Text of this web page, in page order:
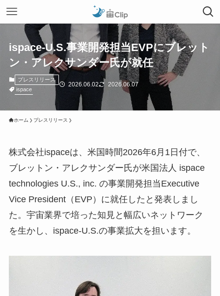
ispace-U.S.事業開発担当EVPにブレット
ン・アレクサンダー氏が就任
プレスリリース
ispace
2026.06.02 2026.06.07
ホーム プレスリリース
株式会社ispaceは、米国時間2026年6月1日付で、
ブレットン・アレクサンダー氏が米国法人 ispace
technologies U.S., inc. の事業開発担当Executive
Vice President（EVP）に就任したと発表しまし
た。宇宙業界で培った知見と幅広いネットワーク
を生かし、ispace-U.S.の事業拡大を担います。